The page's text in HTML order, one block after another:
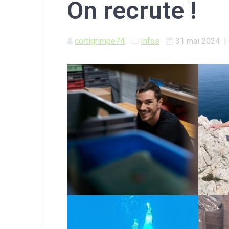
On recrute !
cortigrimpe74 Infos 31 mai 2024 |